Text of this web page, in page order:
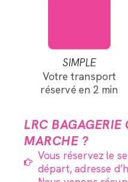
SIMPLE
Votre transport
réservé en 2 min
LRC
MARCHE ?
Vous réservez le
départ, adresse